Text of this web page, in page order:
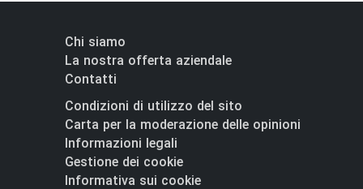
Chi siamo
La nostra offerta aziendale
Contatti
Condizioni di utilizzo del sito
Carta per la moderazione delle opinioni
Informazioni legali
Gestione dei cookie
Informativa sui cookie